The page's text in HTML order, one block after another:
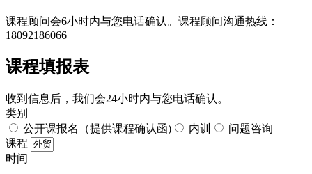
课程顾问会6小时内与您电话确认。​课程顾问沟通热线：
18092186066
课程填报表​
收到信息后，我们会24小时内与您电话确认。​
类别
公开课报名（提供课程确认函)
内训
问题咨询
课程
时间